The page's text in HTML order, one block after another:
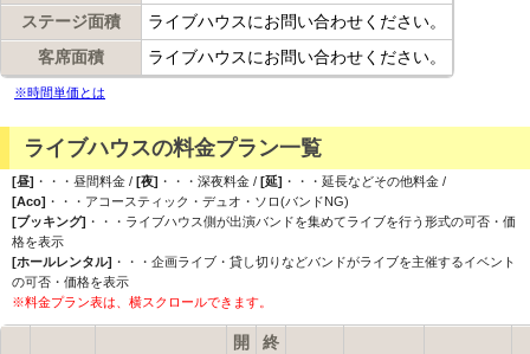
ステージ面積
ライブハウスにお問い合わせください。
客席面積
ライブハウスにお問い合わせください。
※時間単価とは
ライブハウスの料金プラン一覧
[昼] ・・・昼間料金 / [夜] ・・・深夜料金 / [延] ・・・延長などその他料金 /
[Aco] ・・・アコースティック・デュオ・ソロ(バンドNG)
[ブッキング] ・・・ライブハウス側が出演バンドを集めてライブを行う形式の可否・価
格を表示
[ホールレンタル] ・・・企画ライブ・貸し切りなどバンドがライブを主催するイベント
の可否・価格を表示
※料金プラン表は、横スクロールできます。
開
終